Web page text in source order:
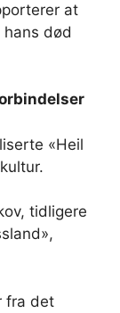
at
død
«Heil
tidligere
fra det